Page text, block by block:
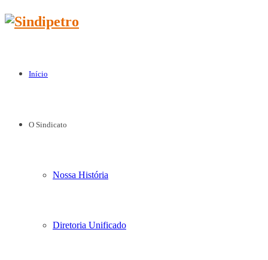
Início
O Sindicato
Nossa História
Diretoria Unificado